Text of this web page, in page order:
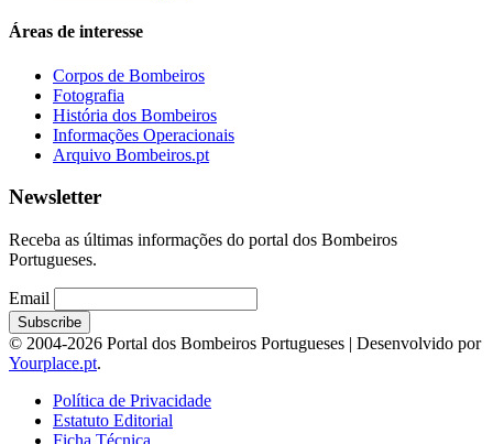
Áreas de interesse
Corpos de Bombeiros
Fotografia
História dos Bombeiros
Informações Operacionais
Arquivo Bombeiros.pt
Newsletter
Receba as últimas informações do portal dos Bombeiros
Portugueses.
Email
© 2004-2026 Portal dos Bombeiros Portugueses | Desenvolvido por
Yourplace.pt.
Política de Privacidade
Estatuto Editorial
Ficha Técnica